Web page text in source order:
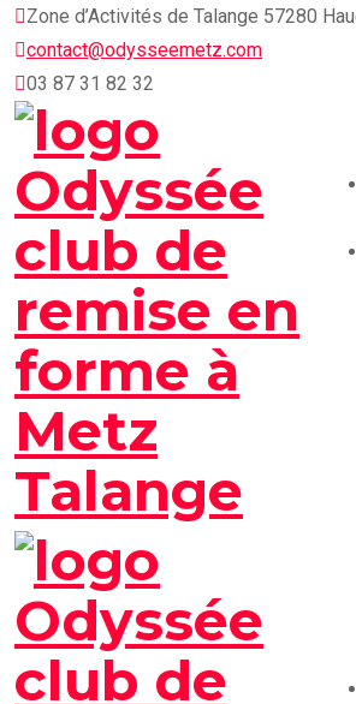
Skip
to
content
Zone d’Activités de Talange 57280
contact@odysseemetz.com
03 87 31 82 32